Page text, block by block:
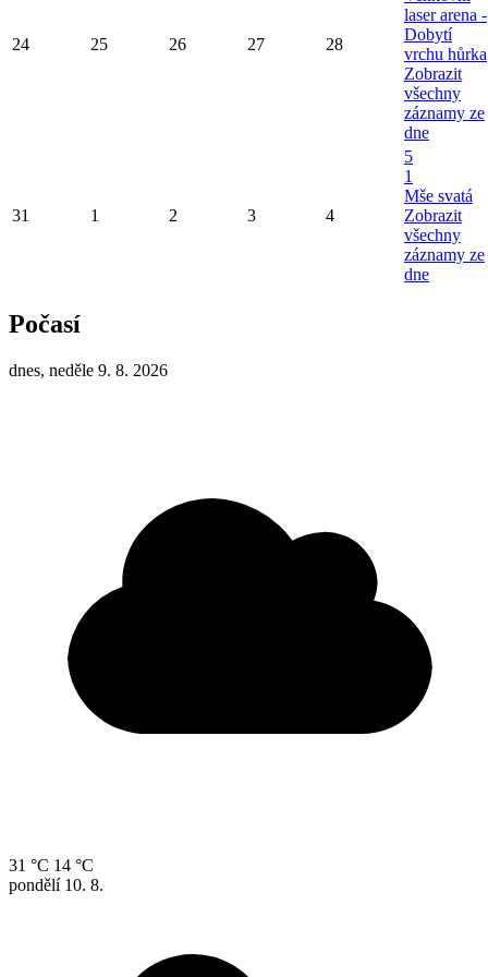
24 25 26 27 28
laser arena -
Dobytí
vrchu hůrka
Zobrazit
všechny
záznamy ze
dne
31 1 2 3 4
5
1
Mše svatá
Zobrazit
všechny
záznamy ze
dne
Počasí
dnes, neděle 9. 8. 2026
31 °C 14 °C
pondělí 10. 8.